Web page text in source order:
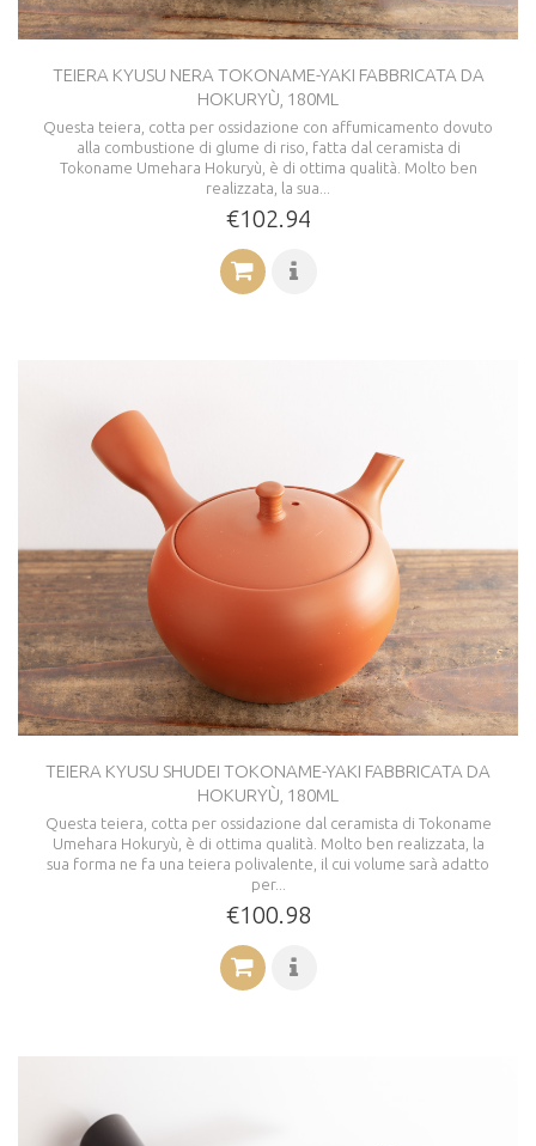
TEIERA KYUSU NERA TOKONAME-YAKI FABBRICATA DA
HOKURYÙ, 180ML
Questa teiera, cotta per ossidazione con affumicamento dovuto
alla combustione di glume di riso, fatta dal ceramista di
Tokoname Umehara Hokuryù, è di ottima qualità. Molto ben
realizzata, la sua...
€102.94
TEIERA KYUSU SHUDEI TOKONAME-YAKI FABBRICATA DA
HOKURYÙ, 180ML
Questa teiera, cotta per ossidazione dal ceramista di Tokoname
Umehara Hokuryù, è di ottima qualità. Molto ben realizzata, la
sua forma ne fa una teiera polivalente, il cui volume sarà adatto
per...
€100.98